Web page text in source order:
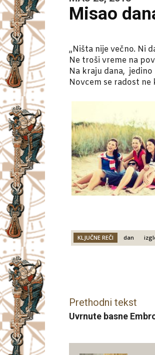
Misao
„Ništa nije večno. Ni
Ne troši vreme na
Na kraju dana,
Novcem se radost ne
KLJUČNE REČI dan
Prethodni tekst
Uvrnute basne